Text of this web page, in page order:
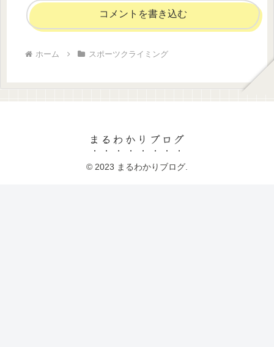
コメントを書き込む
ホーム スポーツクライミング
まるわかりブログ
© 2023 まるわかりブログ.